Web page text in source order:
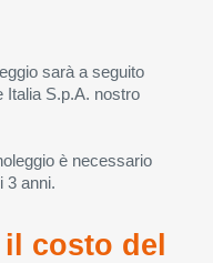
sarà a seguito
Italia S.p.A. nostro
è necessario
3 anni.
costo del